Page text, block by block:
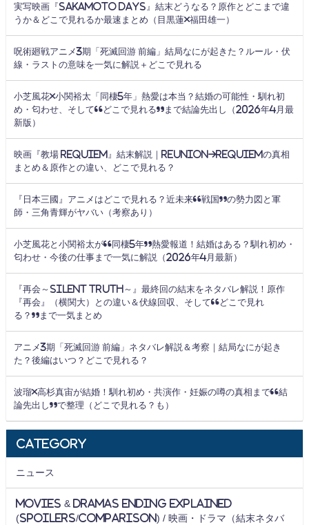
実写映画『SAKAMOTO DAYS』結末どうなる？原作とどこまで違
うか＆どこで見れるか最速まとめ（目黒蓮×福田雄一）
呪術廻戦アニメ3期「死滅回游 前編」結局なにが起きた？ルール・伏
線・ラストの意味を一気に解説＋どこで見れる
小芝風花×小関裕太「同棲5年」熱愛は本当？結婚の可能性・馴れ初
め・匂わせ、そして“どこで見れる”まで結論先出し（2026年4月最
新版）
映画『教場 Requiem』結末解説｜Reunion→Requiemの真相
まとめ＆原作との違い、どこで見れる？
『日本三國』アニメはどこで見れる？近未来“戦国”の勢力図と軍
師・三角青輝がヤバい（考察あり）
小芝風花と小関裕太が“同棲5年”熱愛報道！結婚はある？馴れ初め・
匂わせ・今後の仕事まで一気に解説（2026年4月最新）
『再会～Silent Truth～』最終回の結末をネタバレ解説！原作
『再会』（横関大）との違い＆伏線回収、そして“どこで見れ
る？”まで一気まとめ
アニメ3期「死滅回游 前編」ネタバレ解説＆考察｜結局なにが起き
た？後編はいつ？どこで見れる？
波瑠×高杉真宙が結婚！馴れ初め・共演作・妊娠の噂の真相まで“結
論先出し”で整理（どこで見れる？も）
Category
ニュース
Movies & Dramas Ending Explained
(Spoilers/Comparison) / 映画・ドラマ（結末ネタバ